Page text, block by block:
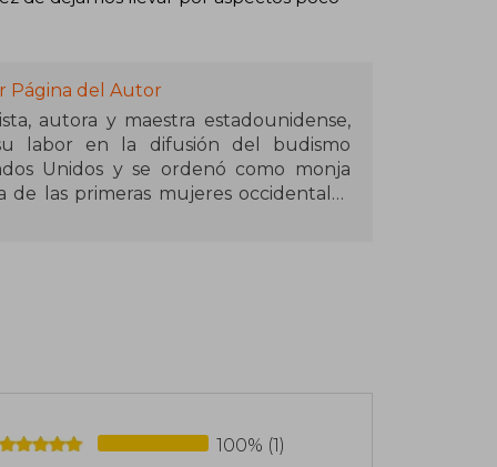
Página del Autor
autora y maestra estadounidense,
labor en la difusión del budismo
Unidos y se ordenó como monja
las primeras mujeres occidentales
de la tradición tibetana. Es discípula
la serie The Library of Wisdom and
Lama, que presenta de manera
100% (1)